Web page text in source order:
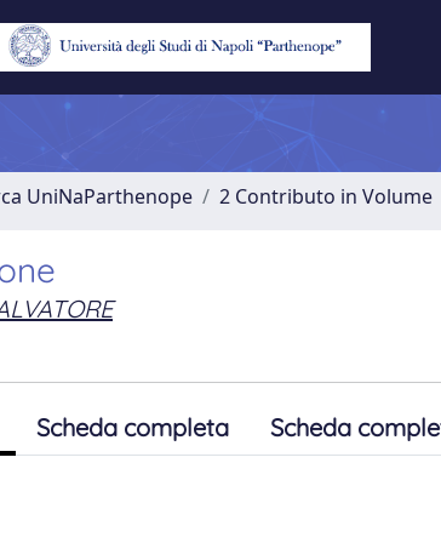
UniNaParthenope 2 Contributo in Volume
Scheda completa Scheda